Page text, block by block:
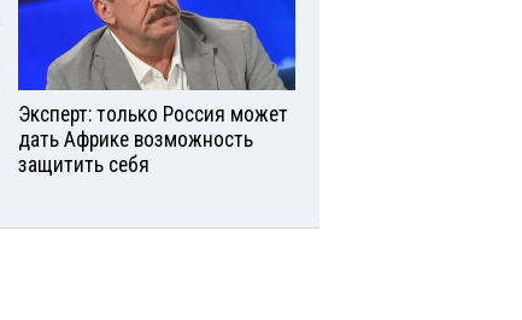
Эксперт: только Россия может
дать Африке возможность
защитить себя